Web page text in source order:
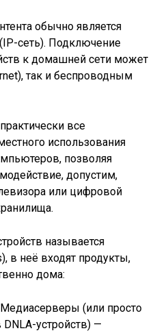
обычно является
сеть). Подключение
к домашней сети может
так и беспроводным
все
использования
позволяя
допустим,
или цифровой
называется
в неё входят продукты,
дома:
Медиасерверы (или просто
устройств) —